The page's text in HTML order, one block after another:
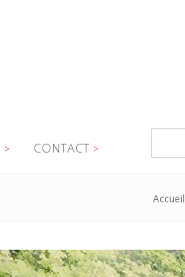
CONTACT
Accueil